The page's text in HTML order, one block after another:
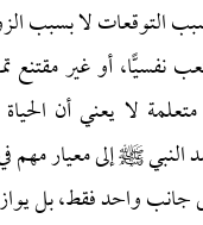
التوقعات لا بسبب
نفسيًّا، أو غير مقتنع
لا يعني أن
ﷺ إلى معيار مهم
جانب واحد فقط، بل